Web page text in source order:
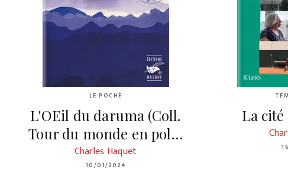
LE POCHE
L'OEil du daruma (Coll.
Tour du monde en pol…
Charles Haquet
10/01/2024
La